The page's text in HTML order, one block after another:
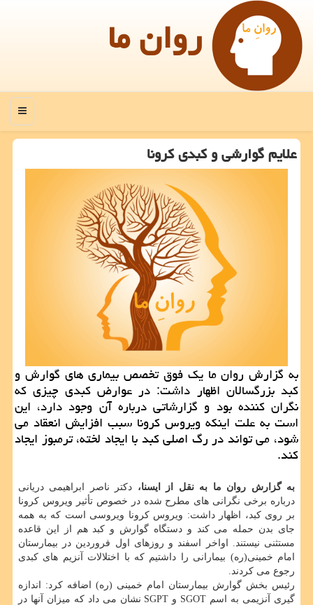
روان ما
منو
علایم گوارشی و كبدی كرونا
به گزارش روان ما یك فوق تخصص بیماری های گوارش و
كبد بزرگسالان اظهار داشت: در عوارض كبدی چیزی كه
نگران كننده بود و گزارشاتی درباره آن وجود دارد، این
است به علت اینكه ویروس كرونا سبب افزایش انعقاد می
شود، می تواند در رگ اصلی كبد با ایجاد لخته، ترمبوز ایجاد
كند.
به گزارش روان ما به نقل از ایسنا، دکتر ناصر ابراهیمی دریانی
درباره برخی نگرانی های مطرح شده در خصوص تأثیر ویروس کرونا
بر روی کبد، اظهار داشت: ویروس کرونا ویروسی است که به همه
جای بدن حمله می کند و دستگاه گوارش و کبد هم از این قاعده
مستثنی نیستند. اواخر اسفند و روزهای اول فروردین در بیمارستان
امام خمینی(ره) بیمارانی را داشتیم که با اختلالات آنزیم های کبدی
رجوع می کردند.
رئیس بخش گوارش بیمارستان امام خمینی (ره) اضافه کرد: اندازه
گیری آنزیمی به اسم SGOT و SGPT نشان می داد که میزان آنها در